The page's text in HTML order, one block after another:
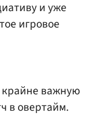
и уже
игровое
крайне важную
в овертайм.